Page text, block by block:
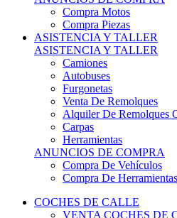
COCHES DE CALLE
VENTA COCHES DE
COMPRA COCHES
SINIESTROS DE
EL BAÚL DE LOS
FOROS DE OPINIÓN
FORO GENERAL
WRC
ERC
CERA
CERT - CERTT
CET / CER
FORO TÉCNICO
PRUEBAS DE
VIDEOS DE RALLY.
A CONTRATRAMO
TIENDA ONLINE